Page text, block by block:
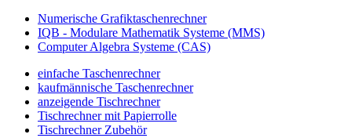
Numerische Grafiktaschenrechner
IQB - Modulare Mathematik Systeme (MMS)
Computer Algebra Systeme (CAS)
einfache Taschenrechner
kaufmännische Taschenrechner
anzeigende Tischrechner
Tischrechner mit Papierrolle
Tischrechner Zubehör